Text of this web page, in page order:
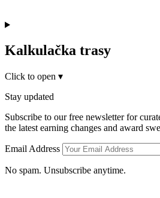
Kalkulačka trasy
Click to open ▾
Stay updated
Subscribe to our free newsletter for
the latest earning changes and award
Email Address
No spam. Unsubscribe anytime.